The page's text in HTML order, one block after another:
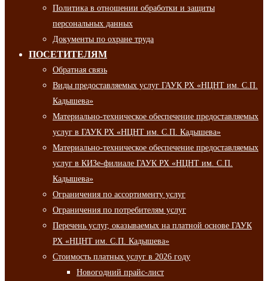
Политика в отношении обработки и защиты
персональных данных
Документы по охране труда
ПОСЕТИТЕЛЯМ
Обратная связь
Виды предоставляемых услуг ГАУК РХ «НЦНТ им. С.П.
Кадышева»
Материально-техническое обеспечение предоставляемых
услуг в ГАУК РХ «НЦНТ им. С.П. Кадышева»
Материально-техническое обеспечение предоставляемых
услуг в КИЗе-филиале ГАУК РХ «НЦНТ им. С.П.
Кадышева»
Ограничения по ассортименту услуг
Ограничения по потребителям услуг
Перечень услуг, оказываемых на платной основе ГАУК
РХ «НЦНТ им. С.П. Кадышева»
Стоимость платных услуг в 2026 году
Новогодний прайс-лист